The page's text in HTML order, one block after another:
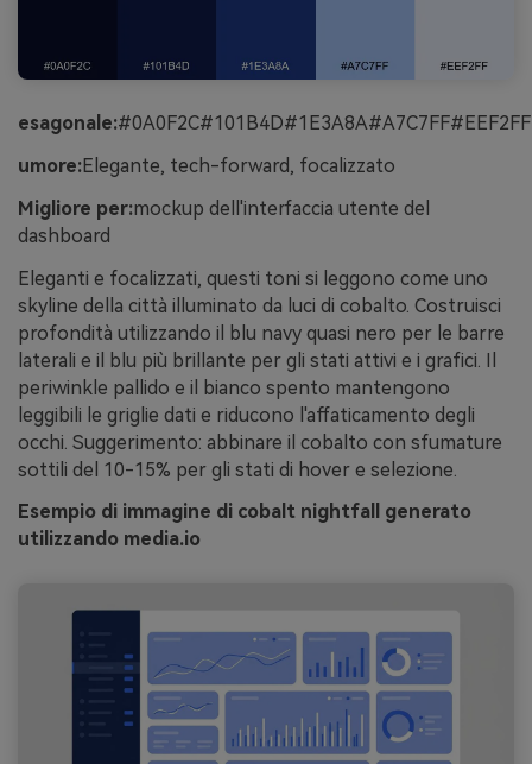
esagonale:#0A0F2C#101B4D#1E3A8A#A7C7FF#EEF2FF
umore:Elegante, tech-forward, focalizzato
Migliore per:mockup dell'interfaccia utente del
dashboard
Eleganti e focalizzati, questi toni si leggono come uno
skyline della città illuminato da luci di cobalto. Costruisci
profondità utilizzando il blu navy quasi nero per le barre
laterali e il blu più brillante per gli stati attivi e i grafici. Il
periwinkle pallido e il bianco spento mantengono
leggibili le griglie dati e riducono l'affaticamento degli
occhi. Suggerimento: abbinare il cobalto con sfumature
sottili del 10-15% per gli stati di hover e selezione.
Esempio di immagine di cobalt nightfall generato
utilizzando media.io